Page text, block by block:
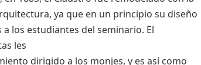
ya que en un principio su diseño
los estudiantes del seminario. El
les
dirigido a los monjes, y es así como